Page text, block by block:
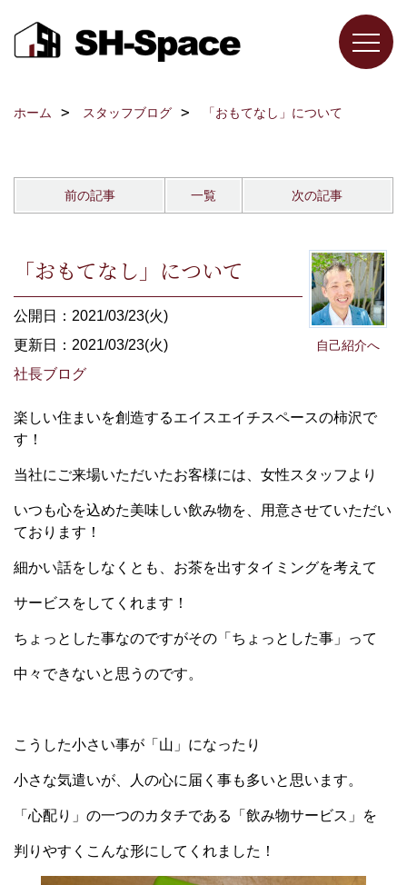
ホーム スタッフブログ 「おもてなし」について
前の記事 一覧 次の記事
自己紹介へ
「おもてなし」について
公開日：2021/03/23(火)
更新日：2021/03/23(火)
社長ブログ
楽しい住まいを創造するエイスエイチスペースの柿沢で
す！
当社にご来場いただいたお客様には、女性スタッフより
いつも心を込めた美味しい飲み物を、用意させていただい
ております！
細かい話をしなくとも、お茶を出すタイミングを考えて
サービスをしてくれます！
ちょっとした事なのですがその「ちょっとした事」って
中々できないと思うのです。
こうした小さい事が「山」になったり
小さな気遣いが、人の心に届く事も多いと思います。
「心配り」の一つのカタチである「飲み物サービス」を
判りやすくこんな形にしてくれました！